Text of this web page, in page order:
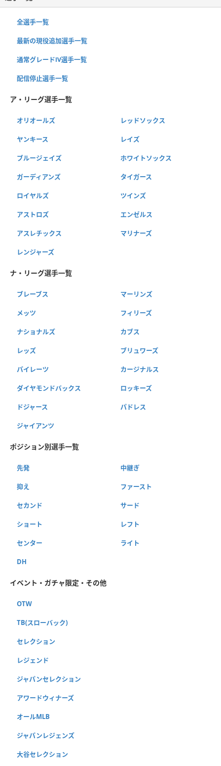
全選手一覧
最新の現役追加選手一覧
通常グレードⅣ選手一覧
配信停止選手一覧
ア・リーグ選手一覧
オリオールズ レッドソックス
ヤンキース レイズ
ブルージェイズ ホワイトソックス
ガーディアンズ タイガース
ロイヤルズ ツインズ
アストロズ エンゼルス
アスレチックス マリナーズ
レンジャーズ
ナ・リーグ選手一覧
ブレーブス マーリンズ
メッツ フィリーズ
ナショナルズ カブス
レッズ ブリュワーズ
パイレーツ カージナルス
ダイヤモンドバックス ロッキーズ
ドジャース パドレス
ジャイアンツ
ポジション別選手一覧
先発 中継ぎ
抑え ファースト
セカンド サード
ショート レフト
センター ライト
DH
イベント・ガチャ限定・その他
OTW
TB(スローバック)
セレクション
レジェンド
ジャパンセレクション
アワードウィナーズ
オールMLB
ジャパンレジェンズ
大谷セレクション